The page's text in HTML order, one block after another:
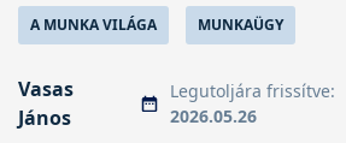
A MUNKA VILÁGA MUNKAÜGY
Vasas
János
Legutoljára frissítve:
2026.05.26